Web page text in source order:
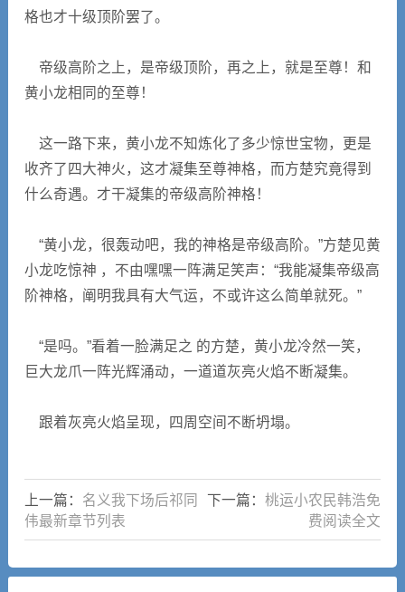
格也才十级顶阶罢了。
帝级高阶之上，是帝级顶阶，再之上，就是至尊！和
黄小龙相同的至尊！
这一路下来，黄小龙不知炼化了多少惊世宝物，更是
收齐了四大神火，这才凝集至尊神格，而方楚究竟得到
什么奇遇。才干凝集的帝级高阶神格！
“黄小龙，很轰动吧，我的神格是帝级高阶。”方楚见黄
小龙吃惊神 ，不由嘿嘿一阵满足笑声：“我能凝集帝级高
阶神格，阐明我具有大气运，不或许这么简单就死。”
“是吗。”看着一脸满足之 的方楚，黄小龙冷然一笑，
巨大龙爪一阵光辉涌动，一道道灰亮火焰不断凝集。
跟着灰亮火焰呈现，四周空间不断坍塌。
上一篇： 名义我下场后祁同
伟最新章节列表
下一篇：桃运小农民韩浩免
费阅读全文